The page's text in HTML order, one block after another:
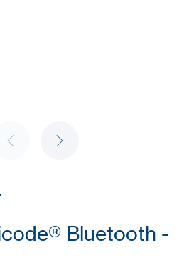
Bluetooth -